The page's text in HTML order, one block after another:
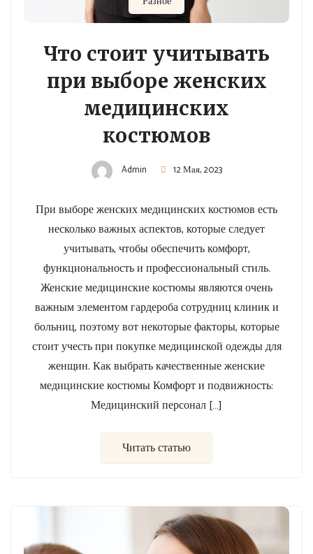
Что стоит учитывать
при выборе женских
медицинских
костюмов
Admin 12 Мая, 2023
При выборе женских медицинских костюмов есть
несколько важных аспектов, которые следует
учитывать, чтобы обеспечить комфорт,
функциональность и профессиональный стиль.
Женские медицинские костюмы являются очень
важным элементом гардероба сотрудниц клиник и
больниц, поэтому вот некоторые факторы, которые
стоит учесть при покупке медицинской одежды для
женщин. Как выбрать качественные женские
медицинские костюмы Комфорт и подвижность:
Медицинский персонал […]
Читать статью